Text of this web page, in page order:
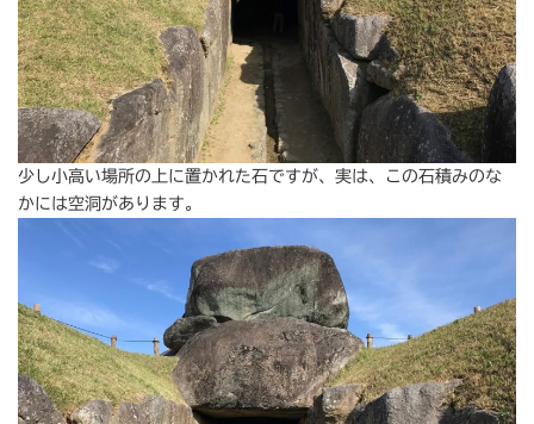
少し小高い場所の上に置かれた石ですが、実は、この石積みのな
かには空洞があります。